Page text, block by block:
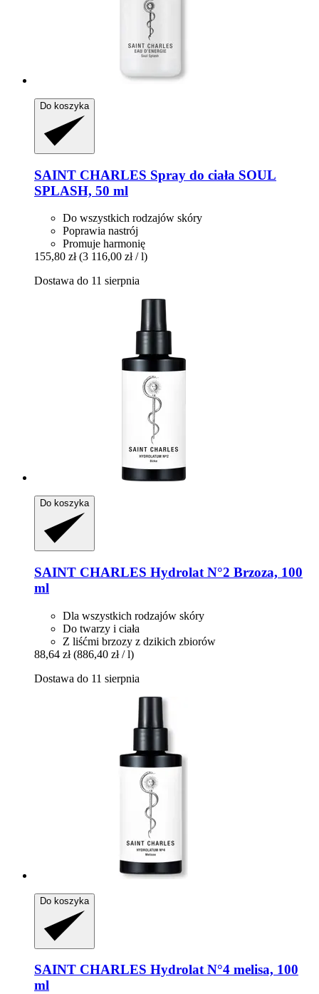
Do koszyka
SAINT CHARLES Spray do ciała SOUL
SPLASH, 50 ml
Do wszystkich rodzajów skóry
Poprawia nastrój
Promuje harmonię
155,80 zł (3 116,00 zł / l)
Dostawa do 11 sierpnia
Do koszyka
SAINT CHARLES Hydrolat N°2 Brzoza, 100
ml
Dla wszystkich rodzajów skóry
Do twarzy i ciała
Z liśćmi brzozy z dzikich zbiorów
88,64 zł (886,40 zł / l)
Dostawa do 11 sierpnia
Do koszyka
SAINT CHARLES Hydrolat N°4 melisa, 100
ml